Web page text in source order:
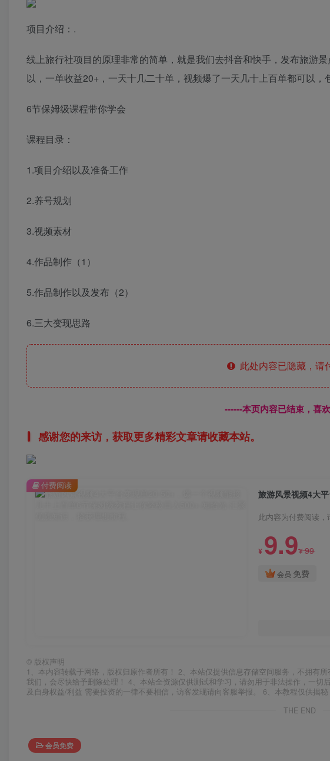
项目介绍：.
线上旅行社项目的原理非常的简单，就是我们去抖音和快手，发布旅游
以，一单收益20+，一天十几二十单，视频爆了一天几十上百单都可以
6节保姆级课程带你学会
课程目录：
1.项目介绍以及准备工作
2.养号规划
3.视频素材
4.作品制作（1）
5.作品制作以及发布（2）
6.三大变现思路
此处内容已隐藏，请
------本页内容已结束，喜
感谢您的来访，获取更多精彩文章请收藏本站。
此内容为付费阅读，
¥ 9.9¥99
会员 免费
付费阅读
© 版权声明
1、本内容转载于网络，版权归原作者所有！ 2、本站仅提供信息存储空间服务，不拥有
我们，会尽快给予删除处理！ 4、本站全资源仅供测试和学习，请勿用于非法操作，一
及自身权益/利益 需要投资的一律不要相信，访客发现请向客服举报。 6、本教程仅供揭
THE END
会员免费